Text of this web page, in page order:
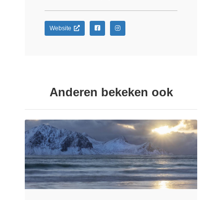
Website
Anderen bekeken ook